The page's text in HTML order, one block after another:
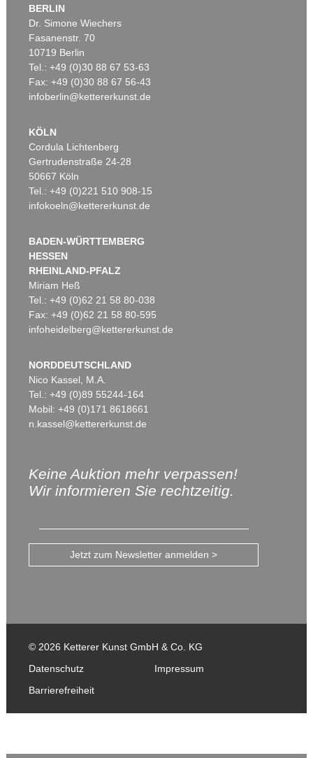
BERLIN
Dr. Simone Wiechers
Fasanenstr. 70
10719 Berlin
Tel.: +49 (0)30 88 67 53-63
Fax: +49 (0)30 88 67 56-43
infoberlin@kettererkunst.de
KÖLN
Cordula Lichtenberg
Gertrudenstraße 24-28
50667 Köln
Tel.: +49 (0)221 510 908-15
infokoeln@kettererkunst.de
BADEN-WÜRTTEMBERG
HESSEN
RHEINLAND-PFALZ
Miriam Heß
Tel.: +49 (0)62 21 58 80-038
Fax: +49 (0)62 21 58 80-595
infoheidelberg@kettererkunst.de
NORDDEUTSCHLAND
Nico Kassel, M.A.
Tel.: +49 (0)89 55244-164
Mobil: +49 (0)171 8618661
n.kassel@kettererkunst.de
Keine Auktion mehr verpassen!
Wir informieren Sie rechtzeitig.
Jetzt zum Newsletter anmelden >
© 2026 Ketterer Kunst GmbH & Co. KG
Datenschutz
Impressum
Barrierefreiheit